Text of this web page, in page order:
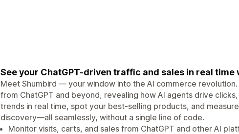
See your ChatGPT-driven traffic and sales in real time
Meet Shumbird — your window into the AI commerce
from ChatGPT and beyond, revealing how AI agents drive
trends in real time, spot your best-selling products, and
discovery—all seamlessly, without a single line of code.
Monitor visits, carts, and sales from ChatGPT and other AI